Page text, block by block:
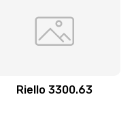
Riello 3300.63